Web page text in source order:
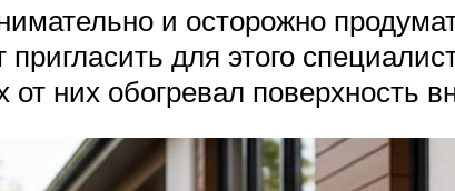
и осторожно
пригласить для этого
них обогревал поверхность